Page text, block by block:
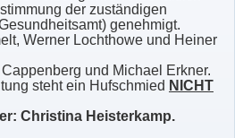
der zuständigen
genehmigt.
Werner Lochthowe und Heiner
und Michael Erkner.
steht ein Hufschmied NICHT
Christina Heisterkamp.